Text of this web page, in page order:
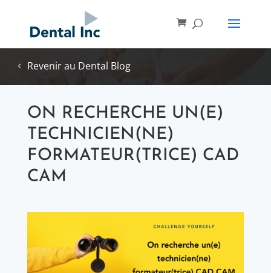
Revenir au Dental Blog
ON RECHERCHE UN(E)
TECHNICIEN(NE)
FORMATEUR(TRICE) CAD
CAM